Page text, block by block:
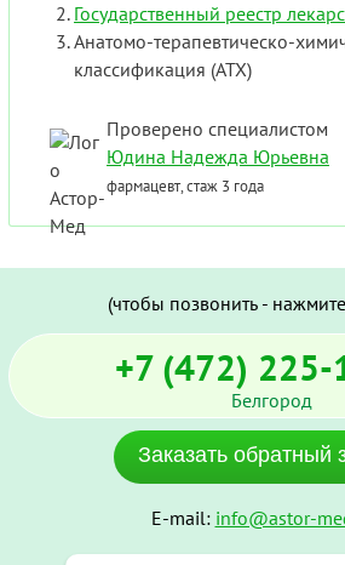
Государственный реестр
Анатомо-терапевтическо-
классификация (ATX)
Проверено специалистом
Юдина Надежда Юрьевна
фармацевт, стаж 3 года
(чтобы позвонить -
+7 (472)
Белгород
Заказать обратный
E-mail: info@astor-